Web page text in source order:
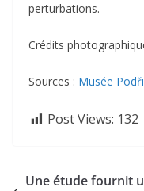
perturbations.
Crédits
Sources : Musée
Post Views: 132
Une étude fournit